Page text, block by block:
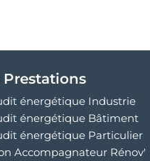
Prestations
énergétique Industrie
énergétique Bâtiment
énergétique Particulier
Accompagnateur Rénov'